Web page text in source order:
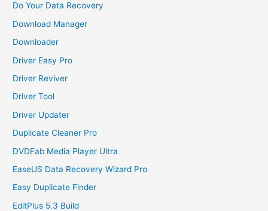
Do Your Data Recovery
Download Manager
Downloader
Driver Easy Pro
Driver Reviver
Driver Tool
Driver Updater
Duplicate Cleaner Pro
DVDFab Media Player Ultra
EaseUS Data Recovery Wizard Pro
Easy Duplicate Finder
EditPlus 5.3 Build